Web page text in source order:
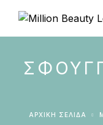
ΑΡΧΙΚΉ ΣΕΛΊΔΑ